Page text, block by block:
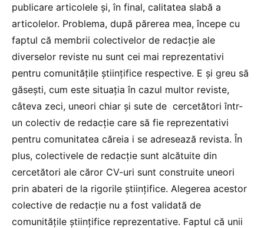
publicare articolele și, în final, calitatea slabă a
articolelor. Problema, după părerea mea, începe cu
faptul că membrii colectivelor de redacție ale
diverselor reviste nu sunt cei mai reprezentativi
pentru comunitățile științifice respective. E și greu să
găsești, cum este situația în cazul multor reviste,
câteva zeci, uneori chiar și sute de cercetători într-
un colectiv de redacție care să fie reprezentativi
pentru comunitatea căreia i se adresează revista. În
plus, colectivele de redacție sunt alcătuite din
cercetători ale căror CV-uri sunt construite uneori
prin abateri de la rigorile științifice. Alegerea acestor
colective de redacție nu a fost validată de
comunitățile științifice reprezentative. Faptul că unii